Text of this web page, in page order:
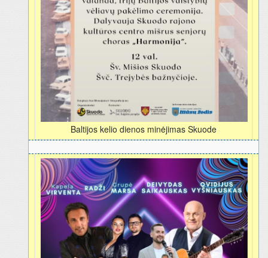
Baltijos kelio dienos minėjimas Skuode